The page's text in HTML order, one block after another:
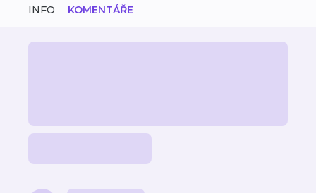
INFO KOMENTÁŘE